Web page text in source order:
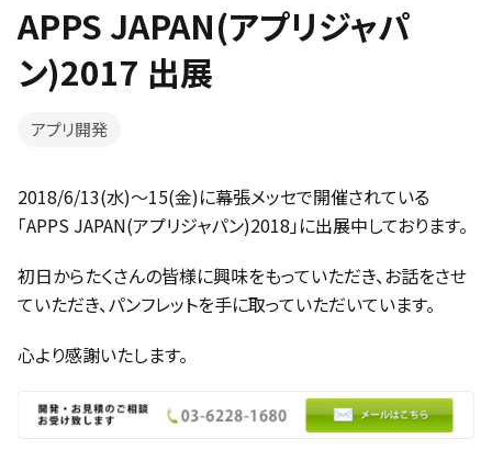
APPS JAPAN(アプリジャパ
ン)2017 出展
アプリ開発
2018/6/13(水)〜15(金)に幕張メッセで開催されている
「APPS JAPAN(アプリジャパン)2018」に出展中しております。
初日からたくさんの皆様に興味をもっていただき、お話をさせ
ていただき、パンフレットを手に取っていただいています。
心より感謝いたします。